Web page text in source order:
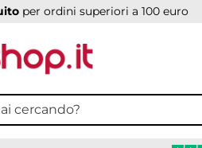
per ordini superiori a 100 euro